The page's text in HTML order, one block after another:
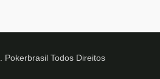
Pokerbrasil Todos Direitos